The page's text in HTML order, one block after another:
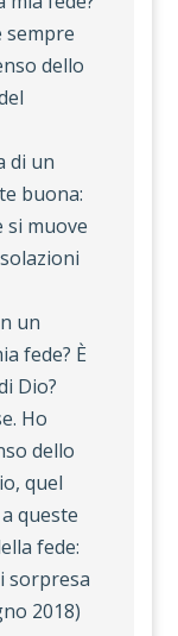
sempre
dello
di un
buona:
si muove
un
fede? È
Dio?
Ho
dello
quel
queste
fede:
sorpresa
2018)